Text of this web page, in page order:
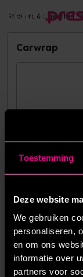
Toestemming
Deze website
We gebruiken
personaliseren,
en om ons
informatie over
partners voor
Stickers & Etiketten
Carwrap
Materiaal
Laminaat